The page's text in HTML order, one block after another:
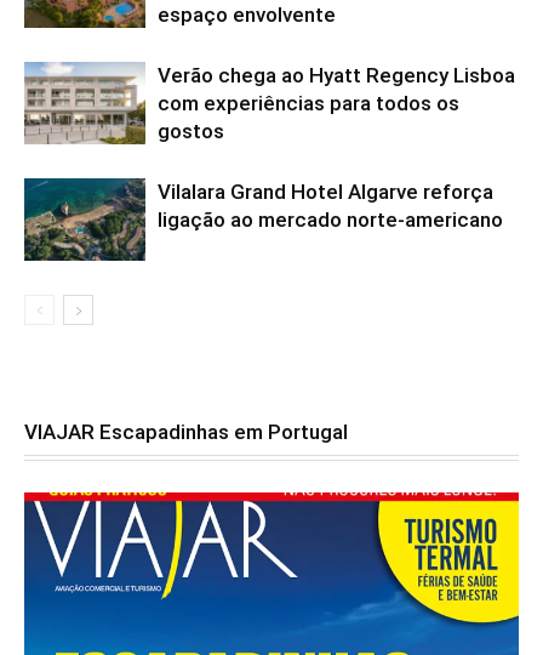
espaço envolvente
Verão chega ao Hyatt Regency Lisboa
com experiências para todos os
gostos
Vilalara Grand Hotel Algarve reforça
ligação ao mercado norte-americano
VIAJAR Escapadinhas em Portugal